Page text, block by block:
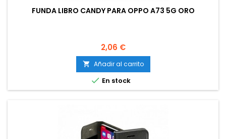
FUNDA LIBRO CANDY PARA OPPO A73 5G ORO
Precio
2,06 €
 Añadir al carrito
 En stock